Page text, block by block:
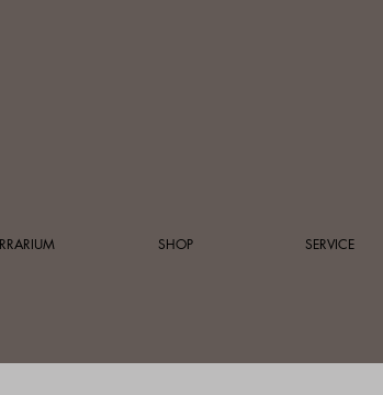
SHOP SERVICE